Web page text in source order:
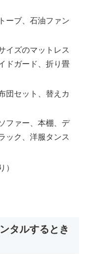
ーブ、石油ファン
イズのマットレス
ドガード、折り畳
団セット、替えカ
ファー、本棚、デ
ック、洋服タンス
）
タルするとき